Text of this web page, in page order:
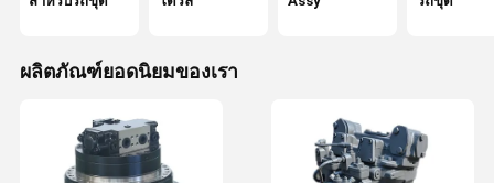
ผลิตภัณฑ์ยอดนิยมของเรา